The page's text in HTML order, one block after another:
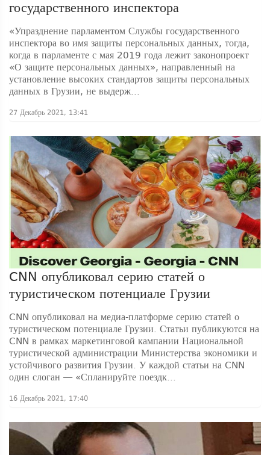
государственного инспектора
«Упразднение парламентом Службы государственного
инспектора во имя защиты персональных данных, тогда,
когда в парламенте с мая 2019 года лежит законопроект
«О защите персональных данных», направленный на
установление высоких стандартов защиты персональных
данных в Грузии, не выдерж...
27 Декабрь 2021, 13:41
CNN опубликовал серию статей о
туристическом потенциале Грузии
CNN опубликовал на медиа-платформе серию статей о
туристическом потенциале Грузии. Статьи публикуются на
CNN в рамках маркетинговой кампании Национальной
туристической администрации Министерства экономики и
устойчивого развития Грузии. У каждой статьи на CNN
один слоган — «Спланируйте поездк...
16 Декабрь 2021, 17:40